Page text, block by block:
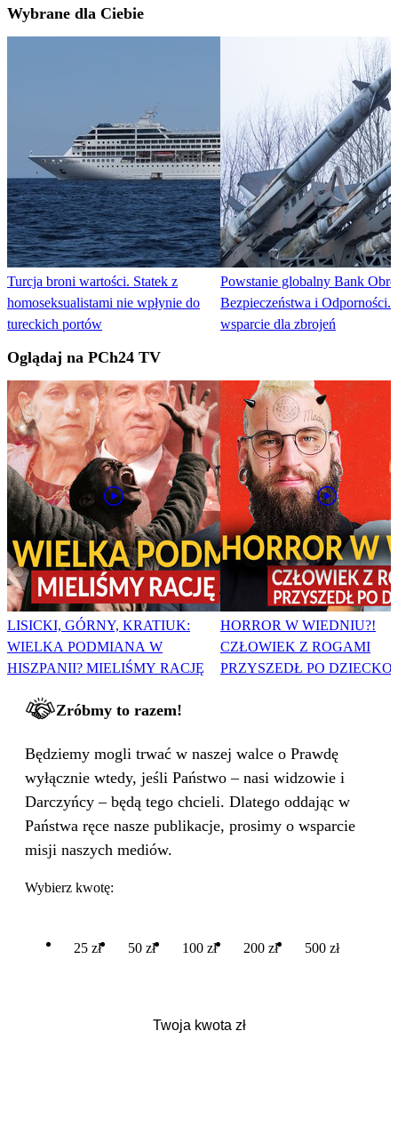
Wybrane dla Ciebie
Turcja broni wartości. Statek z
homoseksualistami nie wpłynie do
tureckich portów
Powstanie globalny Bank
Bezpieczeństwa i Odporności.
wsparcie dla zbrojeń
Oglądaj na PCh24 TV
LISICKI, GÓRNY, KRATIUK:
WIELKA PODMIANA W
HISZPANII? MIELIŚMY RACJĘ
HORROR W WIEDNIU?!
CZŁOWIEK Z ROGAMI
PRZYSZEDŁ PO DZIECKO
Zróbmy to razem!
Będziemy mogli trwać w naszej walce o Prawdę
wyłącznie wtedy, jeśli Państwo – nasi widzowie i
Darczyńcy – będą tego chcieli. Dlatego oddając w
Państwa ręce nasze publikacje, prosimy o wsparcie
misji naszych mediów.
Wybierz kwotę:
25 zł 50 zł 100 zł 200 zł 500 zł